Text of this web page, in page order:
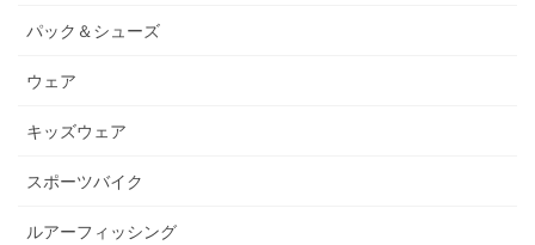
パック＆シューズ
ウェア
キッズウェア
スポーツバイク
ルアーフィッシング